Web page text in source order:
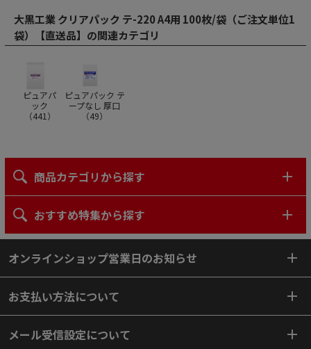
大黒工業 クリアパック テ-220 A4用 100枚/袋（ご注文単位1
袋）【直送品】の関連カテゴリ
ピュアパ
ック
（441 ）
ピュアパック テ
ープなし 厚口
（49）
商品カテゴリから探す
おすすめ特集から探す
オンラインショップ営業日のお知らせ
お支払い方法について
メール受信設定について